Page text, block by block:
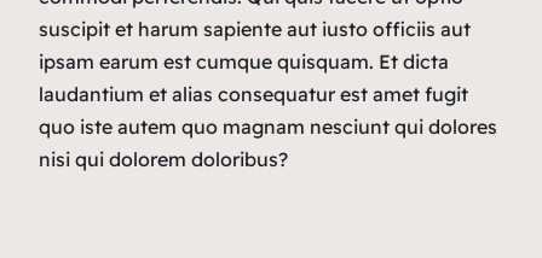
suscipit et harum sapiente aut iusto officiis aut
ipsam earum est cumque quisquam. Et dicta
laudantium et alias consequatur est amet fugit
quo iste autem quo magnam nesciunt qui dolores
nisi qui dolorem doloribus?